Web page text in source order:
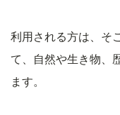
利用される方は、そ
て、自然や生き物、
ます。